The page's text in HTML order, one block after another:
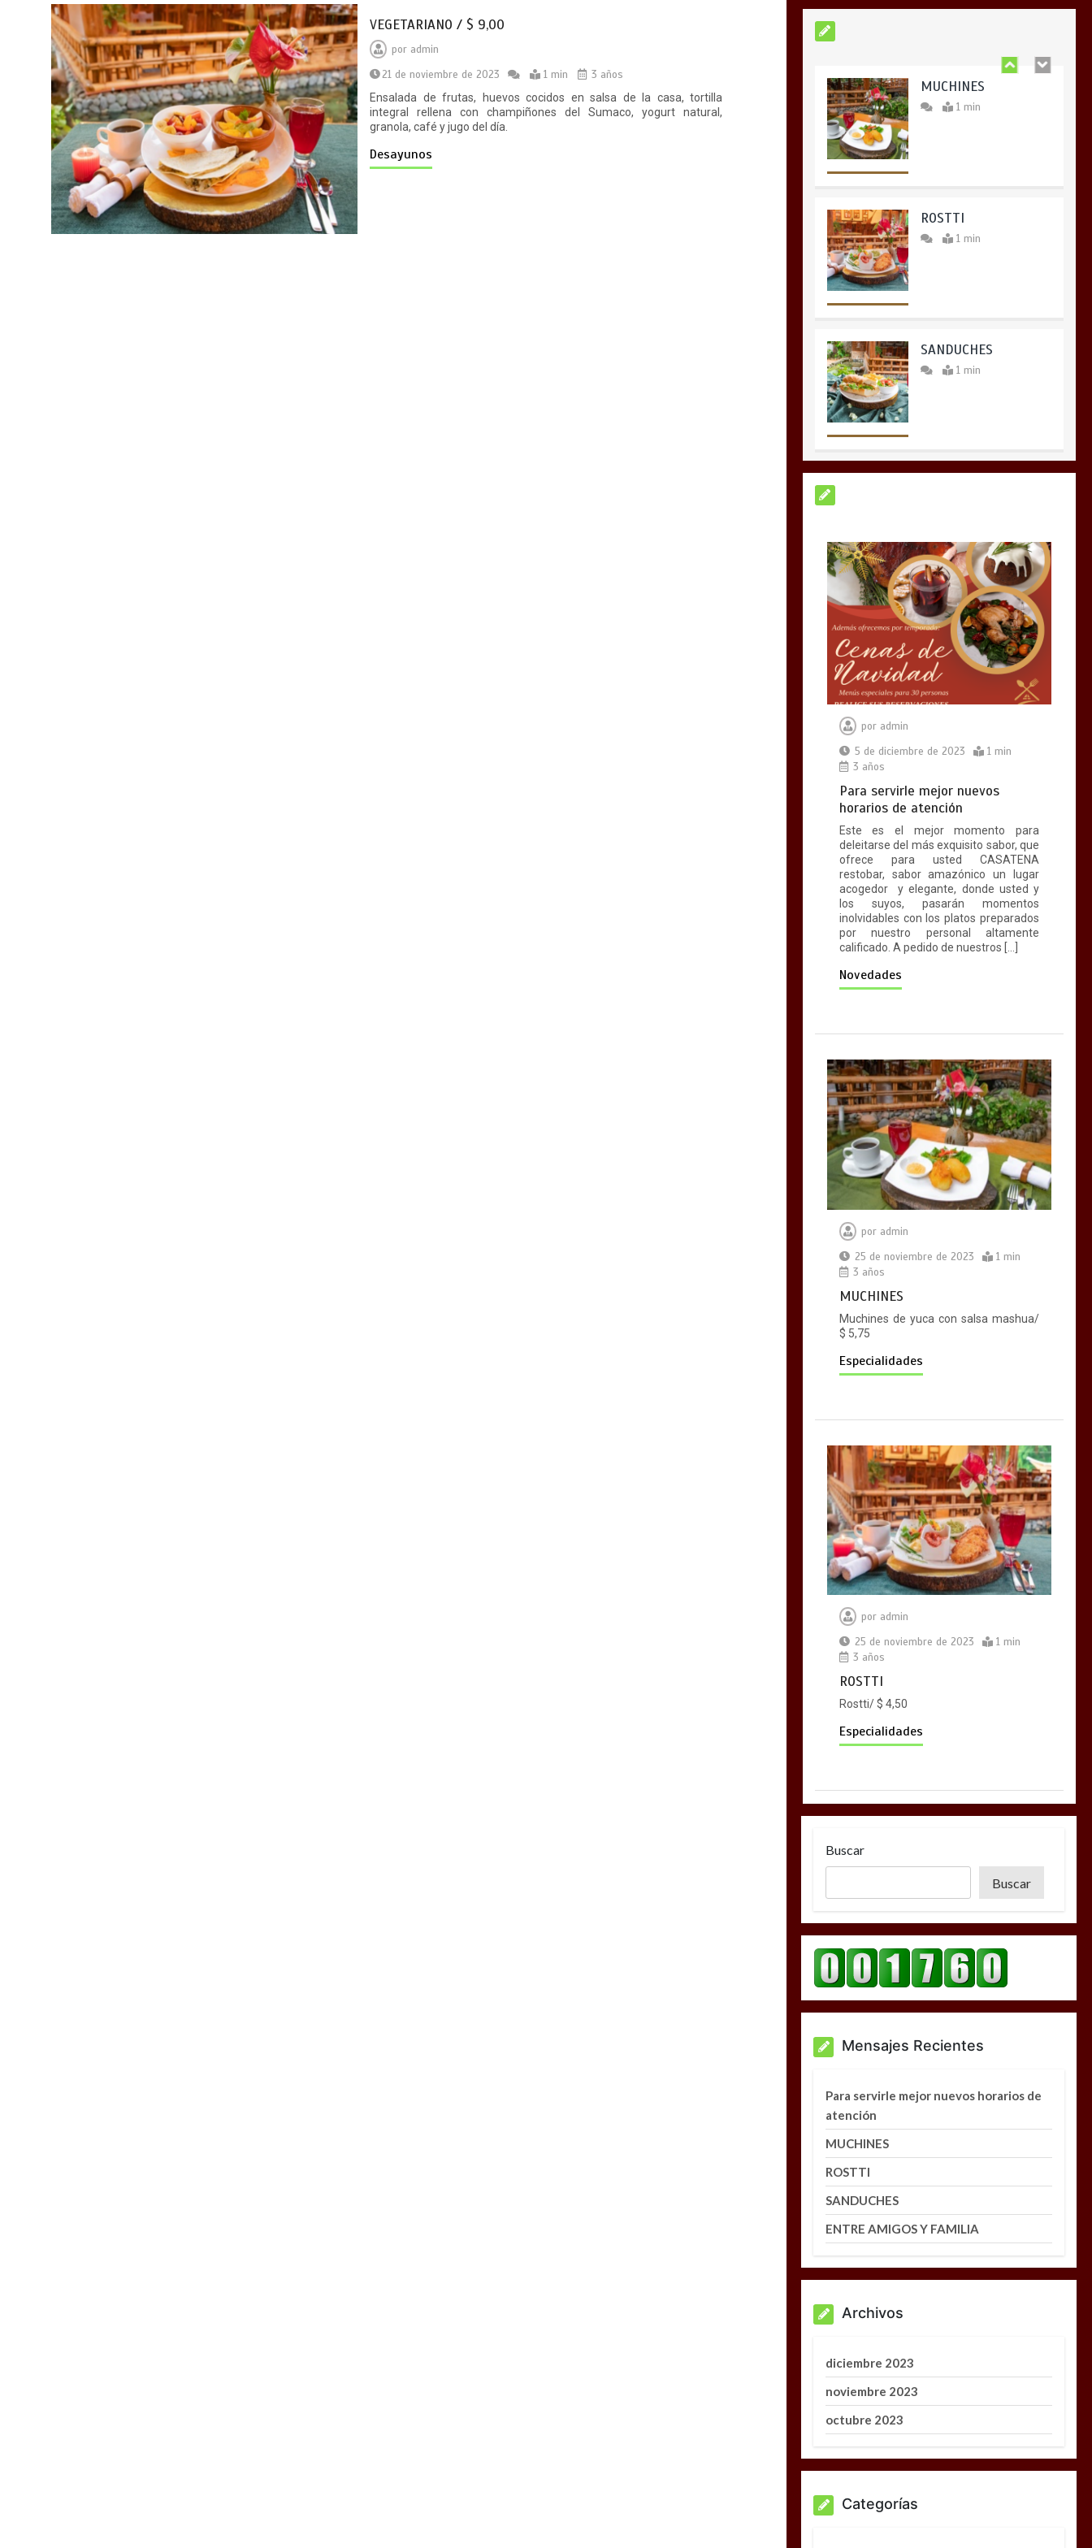
VEGETARIANO / $ 9,00
por admin
21 de noviembre de 2023
1 min
3 años
Ensalada de frutas, huevos cocidos en salsa de la casa, tortilla
integral rellena con champiñones del Sumaco, yogurt natural,
granola, café y jugo del día.
Desayunos
1 min
MUCHINES
1 min
ROSTTI
1 min
SANDUCHES
1 min
MUCHINES
1 min
ROSTTI
por admin
5 de diciembre de 2023
1 min
3 años
Para servirle mejor nuevos
horarios de atención
Este es el mejor momento para
deleitarse del más exquisito sabor, que
ofrece para usted CASATENA
restobar, sabor amazónico un lugar
acogedor y elegante, donde usted y
los suyos, pasarán momentos
inolvidables con los platos preparados
por nuestro personal altamente
calificado. A pedido de nuestros […]
Novedades
por admin
25 de noviembre de 2023
1 min
3 años
MUCHINES
Muchines de yuca con salsa mashua/
$ 5,75
Especialidades
por admin
25 de noviembre de 2023
1 min
3 años
ROSTTI
Rostti/ $ 4,50
Especialidades
Buscar
Buscar
Mensajes Recientes
Para servirle mejor nuevos horarios de
atención
MUCHINES
ROSTTI
SANDUCHES
ENTRE AMIGOS Y FAMILIA
Archivos
diciembre 2023
noviembre 2023
octubre 2023
Categorías